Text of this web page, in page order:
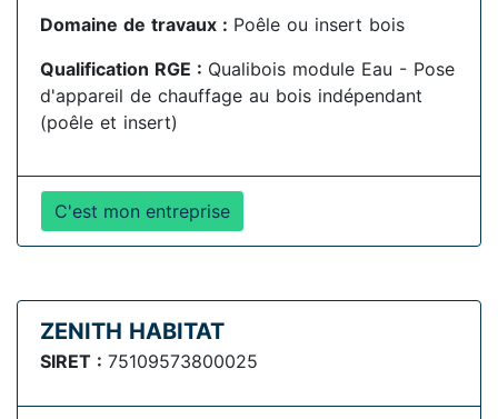
Domaine de travaux : Poêle ou insert bois
Qualification RGE : Qualibois module Eau - Pose
d'appareil de chauffage au bois indépendant
(poêle et insert)
C'est mon entreprise
ZENITH HABITAT
SIRET : 75109573800025